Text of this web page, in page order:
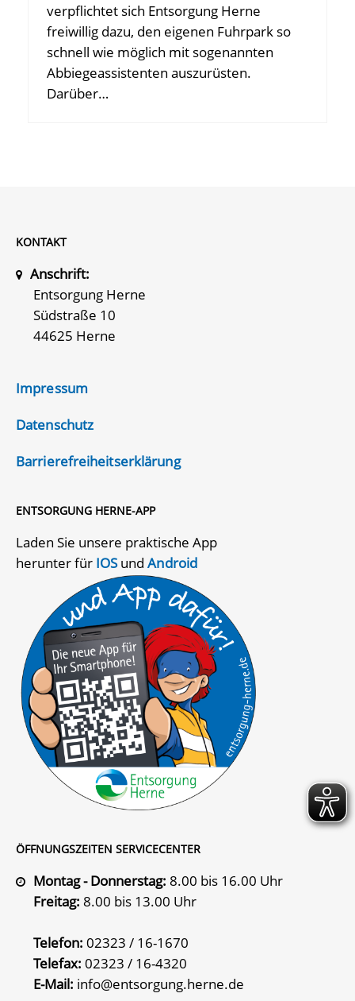
verpflichtet sich Entsorgung Herne
freiwillig dazu, den eigenen Fuhrpark so
schnell wie möglich mit sogenannten
Abbiegeassistenten auszurüsten.
Darüber…
KONTAKT
Anschrift:
Entsorgung Herne
Südstraße 10
44625 Herne
Impressum
Datenschutz
Barrierefreiheitserklärung
ENTSORGUNG HERNE-APP
Laden Sie unsere praktische App
herunter für IOSundAndroid
ÖFFNUNGSZEITEN SERVICECENTER
Montag - Donnerstag: 8.00 bis 16.00 Uhr
Freitag: 8.00 bis 13.00 Uhr
Telefon: 02323 / 16-1670
Telefax: 02323 / 16-4320
E-Mail: info@entsorgung.herne.de